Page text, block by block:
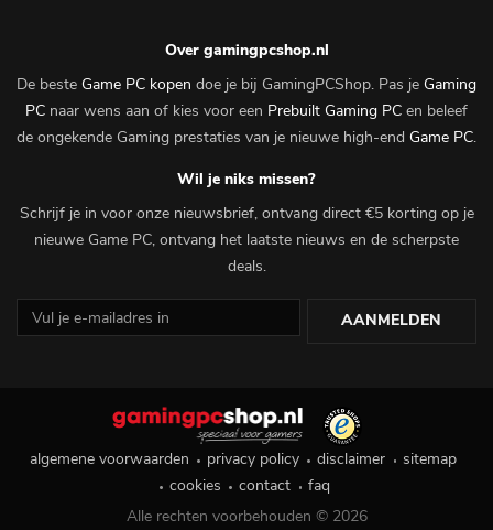
Over gamingpcshop.nl
De beste Game PC kopen doe je bij GamingPCShop. Pas je Gaming
PC naar wens aan of kies voor een Prebuilt Gaming PC en beleef
de ongekende Gaming prestaties van je nieuwe high-end Game PC.
Wil je niks missen?
Schrijf je in voor onze nieuwsbrief, ontvang direct €5 korting op je
nieuwe Game PC, ontvang het laatste nieuws en de scherpste
deals.
AANMELDEN
algemene voorwaarden privacy policy disclaimer
sitemap
cookies
contact
faq
Alle rechten voorbehouden © 2026